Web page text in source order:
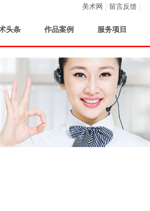
美术网 留言反馈
头条 作品案例 服务项目